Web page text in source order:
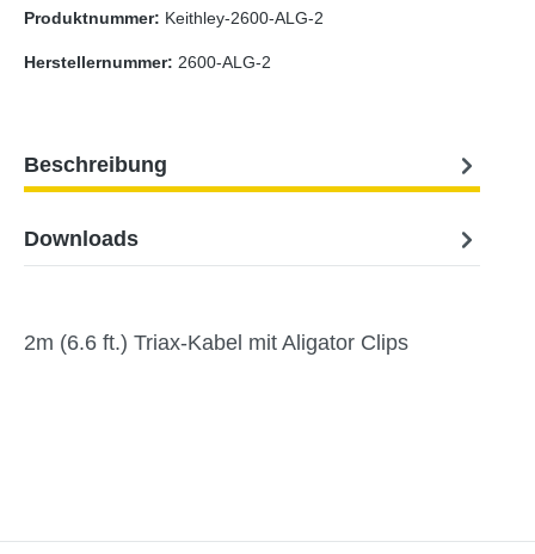
Produktnummer: Keithley-2600-ALG-2
Herstellernummer: 2600-ALG-2
Beschreibung
Downloads
2m (6.6 ft.) Triax-Kabel mit Aligator Clips